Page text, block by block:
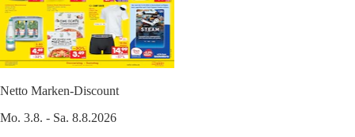
Netto Marken-Discount
Mo. 3.8. - Sa. 8.8.2026